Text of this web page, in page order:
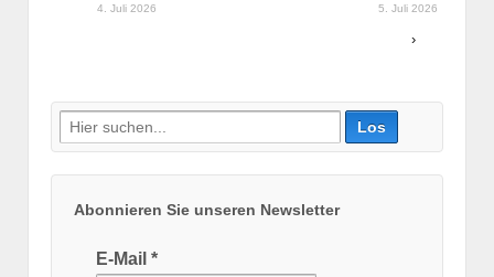
4. Juli 2026 5. Juli 2026
›
Suche
nach:
Abonnieren Sie unseren Newsletter
E-Mail *